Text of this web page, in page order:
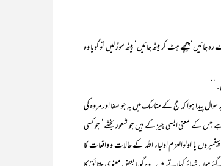
پیچھے ہٹ کر بیٹھ جائیں‘ پیٹھ موڑ لیں تو گویا وہ
ہوا کہ حج کے مناسک میں یہ جو صفا اور مروہ کی
جس کے معنی ایسی چیز کے ہیں جو شعور بخشے‘ جو کسی
یا اولوالعزم اولیاء اللہ کے حالات و واقعات کا